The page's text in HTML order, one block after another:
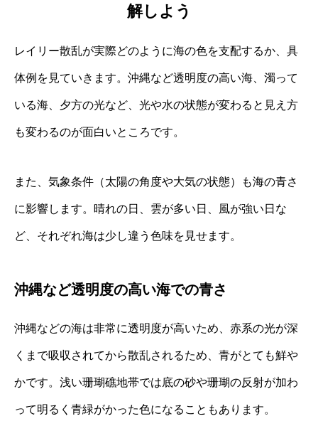
解しよう
レイリー散乱が実際どのように海の色を支配するか、具
体例を見ていきます。沖縄など透明度の高い海、濁って
いる海、夕方の光など、光や水の状態が変わると見え方
も変わるのが面白いところです。
また、気象条件（太陽の角度や大気の状態）も海の青さ
に影響します。晴れの日、雲が多い日、風が強い日な
ど、それぞれ海は少し違う色味を見せます。
沖縄など透明度の高い海での青さ
沖縄などの海は非常に透明度が高いため、赤系の光が深
くまで吸収されてから散乱されるため、青がとても鮮や
かです。浅い珊瑚礁地帯では底の砂や珊瑚の反射が加わ
って明るく青緑がかった色になることもあります。